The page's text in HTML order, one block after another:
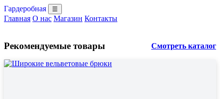
Гардеробная ☰
Главная О нас Магазин Контакты
Рекомендуемые товары Смотреть каталог